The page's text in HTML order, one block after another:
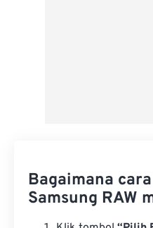
Bagaimana
Samsung RAW